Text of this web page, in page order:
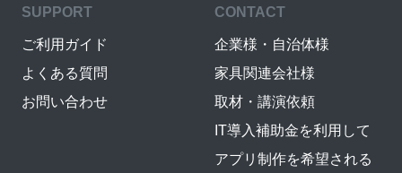
SUPPORT
ご利用ガイド
よくある質問
お問い合わせ
CONTACT
企業様・自治体様
家具関連会社様
取材・講演依頼
IT導入補助金を利用して
アプリ制作を希望される